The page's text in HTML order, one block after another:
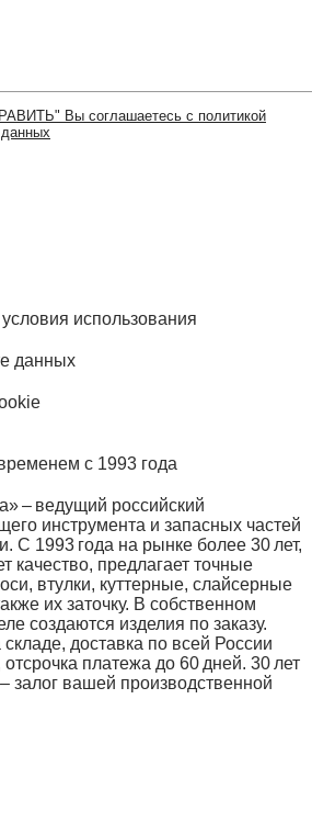
Вы соглашаетесь с политикой
использования
данных
с 1993 года
– ведущий российский
инструмента и запасных частей
С 1993 года на рынке более 30 лет,
качество, предлагает точные
втулки, куттерные, слайсерные
их заточку. В собственном
создаются изделия по заказу.
доставка по всей России
отсрочка платежа до 60 дней. 30 лет
залог вашей производственной